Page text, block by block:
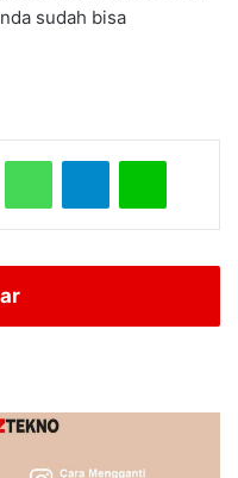
sudah bisa
WhatsAppTelegramLine